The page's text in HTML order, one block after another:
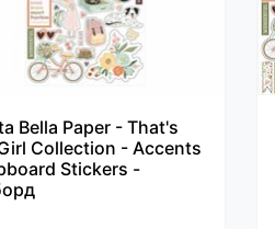
Bella Paper - That's
Collection - Accents
Stickers -